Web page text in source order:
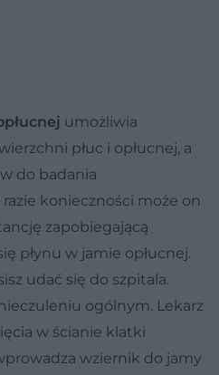
umożliwia
płuc i opłucnej, a
do badania
konieczności może on
zapobiegającą
płynu w jamie opłucnej.
udać się do szpitala.
ogólnym. Lekarz
w ścianie klatki
wziernik do jamy